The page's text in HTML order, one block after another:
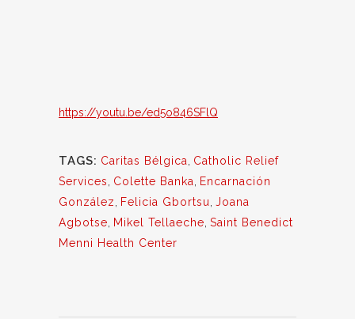
https://youtu.be/ed5o846SFlQ
TAGS: Caritas Bélgica
Catholic Relief
Services
Colette Banka
Encarnación
González
Felicia Gbortsu Joana
Agbotse
Mikel Tellaeche Saint Benedict
Menni Health Center